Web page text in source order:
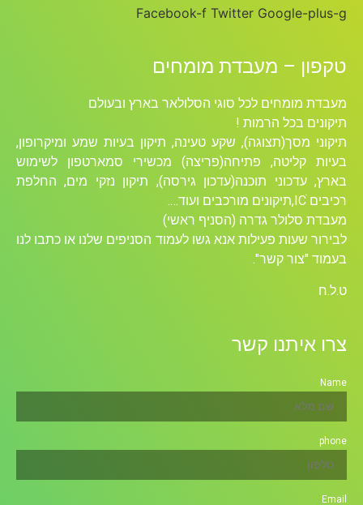
Facebook-f Twitter Google-plus-g
טקפון – מעבדת מומחים
מעבדת מומחים לכל סוגי הסלולאר בארץ ובעולם
תיקונים בכל הרמות !
תיקוני מסך(תצוגה), שקע טעינה, תיקון בעיות שמע ומיקרופון,
בעיות קליטה, פתיחה(פריצה) מכשירי סמארטפון לשימוש
בארץ, עדכוני תוכנה(עדכון גירסה), תיקון נזקי מים, החלפת
רכיבים ICׁ,תיקונים מורכבים ועוד….
מעבדת סלולר גדרה (הסניף ראשי)
לבירור שעות פעילות אנא גשו לעמוד הסניפים שלנו או כתבו לנו
בעמוד "צור קשר".
ט.ל.ח
צרו איתנו קשר
Name
phone
Email